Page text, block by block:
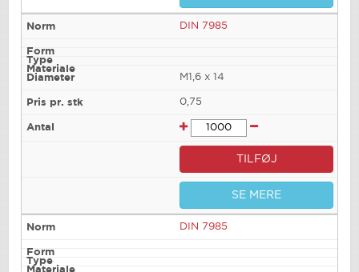
DIN 7985
M1,6 x 14
0,75
TILFØJ
SE MERE
DIN 7985